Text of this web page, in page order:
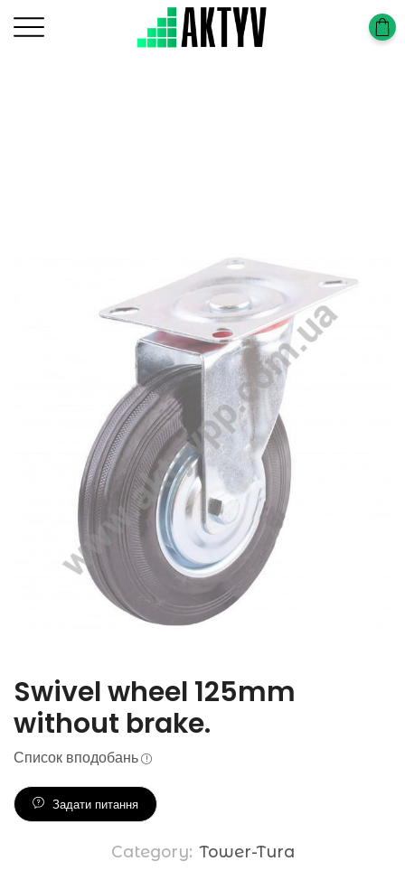
Swivel wheel 125mm
without brake.
Список вподобань
Задати питання
Category: Tower-Tura